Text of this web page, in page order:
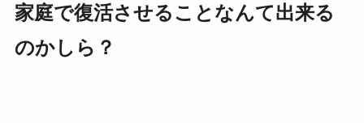
家庭で復活させることなんて出来る
のかしら？